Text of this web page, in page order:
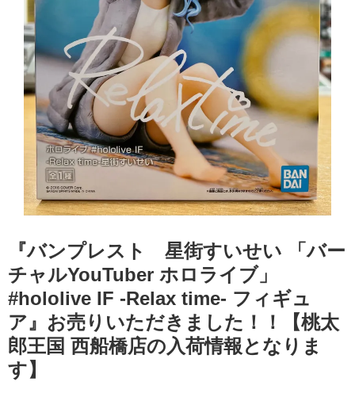
『バンプレスト 星街すいせい ​「バー
チャルYouTuber ​ホロライブ」 ​
#hololive ​IF ​-Relax ​time- フィギュ
ア』お売りいただきました！！【桃太
郎王国 西船橋店の入荷情報となりま
す】